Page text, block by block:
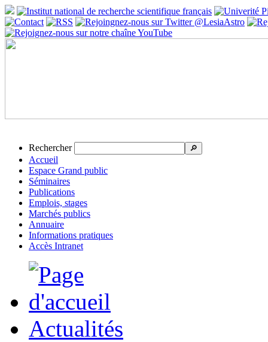
Rechercher 🔎
Accueil
Espace Grand public
Séminaires
Publications
Emplois, stages
Marchés publics
Annuaire
Informations pratiques
Accès Intranet
Actualités